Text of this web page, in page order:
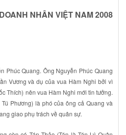
NHÂN VIỆT NAM 2008
Phúc Quang. Ông Nguyễn Phúc Quang
Vương và dụ của vua Hàm Nghi bởi vì
Thích) nên vua Hàm Nghi mới tin tưởng.
Phương) là phó của ông cả Quang và
giao phụ trách về quân sự.